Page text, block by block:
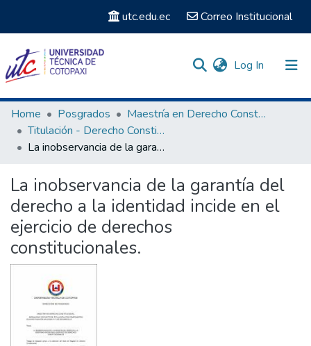
utc.edu.ec Correo Institucional
Log In (current)
Communities & Collections
Search
Home Posgrados
Maestría en Derecho Constitucional
Titulación - Derecho Constitucional
La inobservancia de la garantía del derecho a la identidad incide en el ejercicio de derechos constitucionales.
La inobservancia de la garantía del
derecho a la identidad incide en el
ejercicio de derechos
constitucionales.